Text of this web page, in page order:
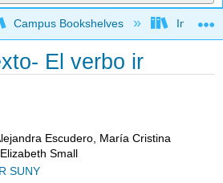
global hierarchy
Campus Bookshelves Imperial
El verbo ir
Escudero, María Cristina
Small
SUNY